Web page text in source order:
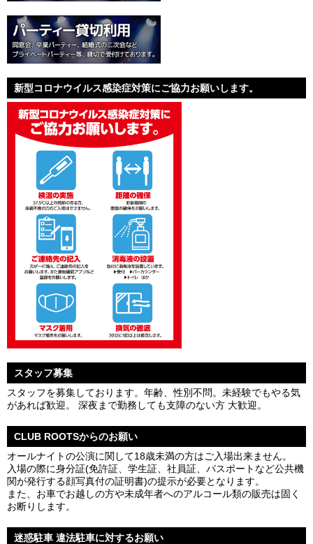
新型コロナウイルス感染症対策にご協力お願いします。
スタッフ募集
スタッフを募集しております。年齢、性別不問。未経験でもやる気
があれば歓迎。 深夜まで勤務しても支障のない方 大歓迎。
CLUB ROOTSからのお願い
オールナイトの公演に関して18歳未満の方はご入場出来ません。
入場の際に身分証(免許証、学生証、社員証、パスポートなど公共機
関が発行する顔写真付の証明書)の提示が必要となります。
また、お車でお越しの方や未成年者へのアルコール類の販売は固く
お断りします。
迷惑駐車 違法駐車に対するお願い